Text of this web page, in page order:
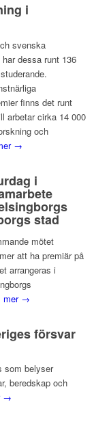
i
svenska
dessa runt 136
finns det runt
arbetar cirka 14 000
och
→
i
stad
mötet
att ha premiär på
arrangeras i
mer →
försvar
som belyser
beredskap och
→